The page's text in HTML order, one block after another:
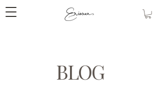
BLOG